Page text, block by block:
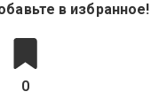
в избранное!
0